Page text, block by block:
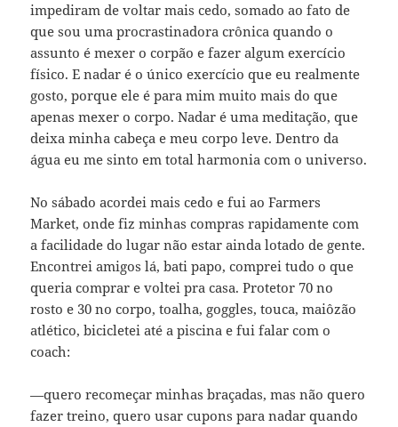
impediram de voltar mais cedo, somado ao fato de
que sou uma procrastinadora crônica quando o
assunto é mexer o corpão e fazer algum exercício
físico. E nadar é o único exercício que eu realmente
gosto, porque ele é para mim muito mais do que
apenas mexer o corpo. Nadar é uma meditação, que
deixa minha cabeça e meu corpo leve. Dentro da
água eu me sinto em total harmonia com o universo.
No sábado acordei mais cedo e fui ao Farmers
Market, onde fiz minhas compras rapidamente com
a facilidade do lugar não estar ainda lotado de gente.
Encontrei amigos lá, bati papo, comprei tudo o que
queria comprar e voltei pra casa. Protetor 70 no
rosto e 30 no corpo, toalha, goggles, touca, maiôzão
atlético, bicicletei até a piscina e fui falar com o
coach:
—quero recomeçar minhas braçadas, mas não quero
fazer treino, quero usar cupons para nadar quando